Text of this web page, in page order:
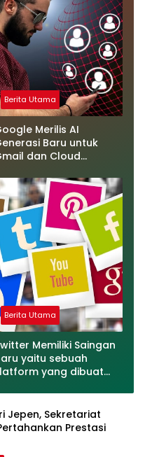
Berita Utama
Merilis AI
Baru untuk
dan Cloud
Berita Utama
Memiliki Saingan
yaitu sebuah
yang dibuat
Jepen, Sekretariat
Prestasi